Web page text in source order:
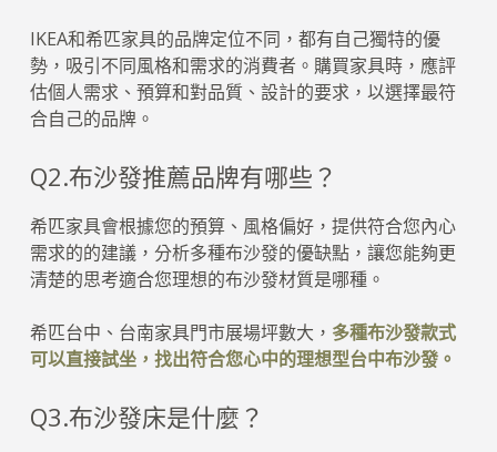
IKEA和希匹家具的品牌定位不同，都有自己獨特的優
勢，吸引不同風格和需求的消費者。購買家具時，應評
估個人需求、預算和對品質、設計的要求，以選擇最符
合自己的品牌。
Q2.布沙發推薦品牌有哪些？
希匹家具會根據您的預算、風格偏好，提供符合您內心
需求的的建議，分析多種布沙發的優缺點，讓您能夠更
清楚的思考適合您理想的布沙發材質是哪種。
希匹台中、台南家具門市展場坪數大， 多種布沙發款式
可以直接試坐，找出符合您心中的理想型台中布沙發。
Q3.布沙發床是什麼？